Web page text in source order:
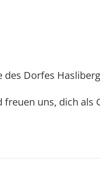
Dorfes
uns, dich als